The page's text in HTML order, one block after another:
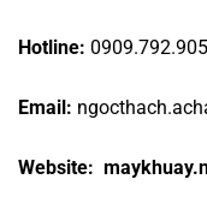
Hotline:
Email:
Website: